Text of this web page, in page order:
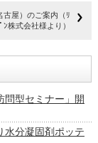
古屋）のご案内（ﾘ
ﾝ株式会社様より）
問型セミナー」開
水分凝固剤ポッテ